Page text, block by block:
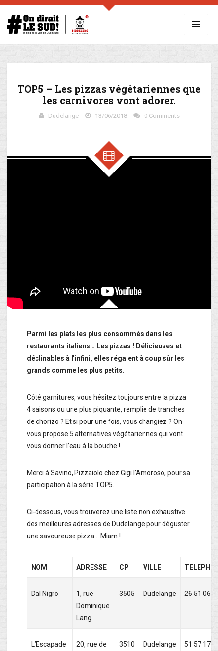
TOP5 – Les pizzas végétariennes que
les carnivores vont adorer.
Dudelange 13/06/2018 0 Comments
Parmi les plats les plus consommés dans les
restaurants italiens… Les pizzas ! Délicieuses et
déclinables à l’infini, elles régalent à coup sûr les
grands comme les plus petits.
Côté garnitures, vous hésitez toujours entre la pizza
4 saisons ou une plus piquante, remplie de tranches
de chorizo ? Et si pour une fois, vous changiez ? On
vous propose 5 alternatives végétariennes qui vont
vous donner l’eau à la bouche !
Merci à Savino, Pizzaiolo chez Gigi l’Amoroso, pour sa
participation à la série TOP5.
Ci-dessous, vous trouverez une liste non exhaustive
des meilleures adresses de Dudelange pour déguster
une savoureuse pizza… Miam !
NOM ADRESSE CP VILLE
Dal Nigro
1, rue
Dominique
Lang
3505 Dudelange 26 51 06
L’Escapade
20, rue de
3510 Dudelange 51 57 17